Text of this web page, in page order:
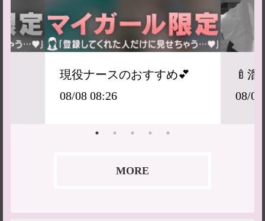
現役ナースのおすすめ💕
08/08 08:26
🍼溜
08/
MORE